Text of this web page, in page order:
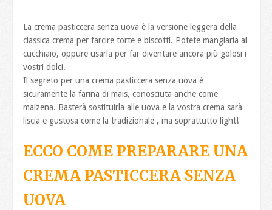
La crema pasticcera senza uova è la versione leggera della
classica crema per farcire torte e biscotti. Potete mangiarla al
cucchiaio, oppure usarla per far diventare ancora più golosi i
vostri dolci.
Il segreto per una crema pasticcera senza uova è
sicuramente la farina di mais, conosciuta anche come
maizena. Basterà sostituirla alle uova e la vostra crema sarà
liscia e gustosa come la tradizionale , ma soprattutto light!
ECCO COME PREPARARE UNA
CREMA PASTICCERA SENZA
UOVA